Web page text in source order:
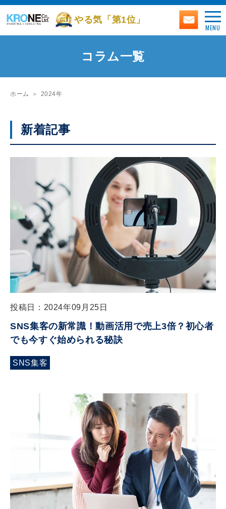
やる気「第1位」
MENU
コラム一覧
ホーム 2024年
新着記事
投稿日：2024年09月25日
SNS集客の新常識！動画活用で売上3倍？初心者
でも今すぐ始められる秘訣
SNS集客